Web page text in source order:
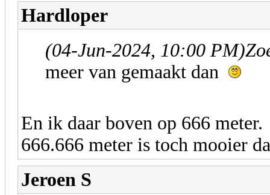
Hardloper
(04-Jun-2024, 10:00 PM)
meer van gemaakt dan
En ik daar boven op 666 meter.
666.666 meter is toch mooier
Jeroen S